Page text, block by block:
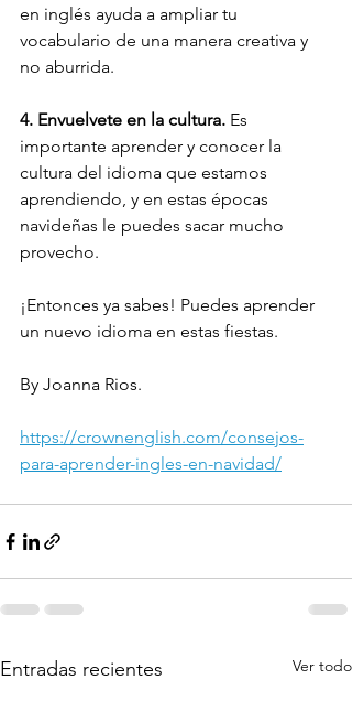
en inglés ayuda a ampliar tu
vocabulario de una manera creativa y
no aburrida.
4. Envuelvete en la cultura. Es
importante aprender y conocer la
cultura del idioma que estamos
aprendiendo, y en estas épocas
navideñas le puedes sacar mucho
provecho.
¡Entonces ya sabes! Puedes aprender
un nuevo idioma en estas fiestas.
By Joanna Rios.
https://crownenglish.com/consejos-
para-aprender-ingles-en-navidad/
Entradas recientes Ver todo